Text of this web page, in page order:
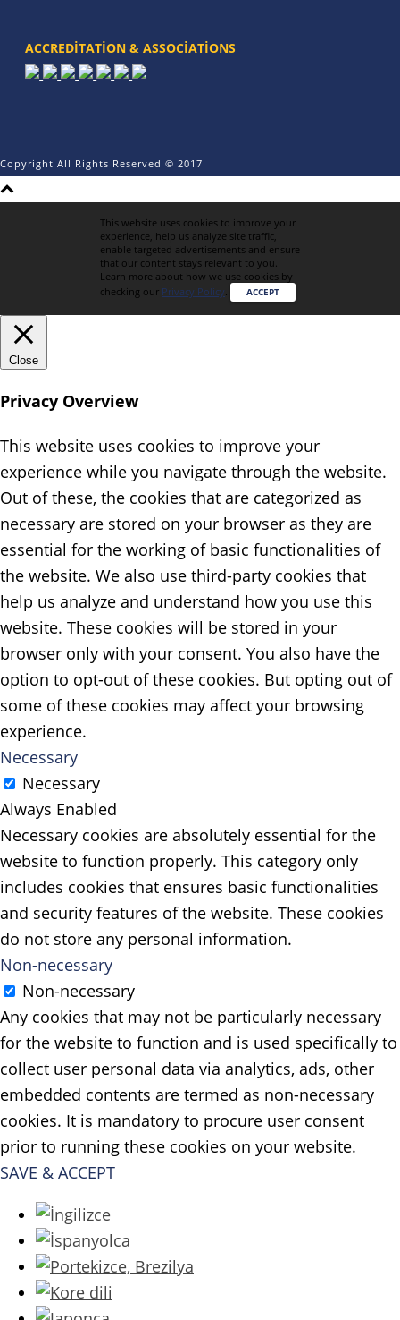
ACCREDITATION & ASSOCIATIONS
Copyright All Rights Reserved © 2017
This website uses cookies to improve your
experience, help us analyze site traffic,
enable targeted advertisements and ensure
that our content stays relevant to you.
Learn more about how we use cookies by
checking our Privacy Policy. ACCEPT
Close
Privacy Overview
This website uses cookies to improve your
experience while you navigate through the website.
Out of these, the cookies that are categorized as
necessary are stored on your browser as they are
essential for the working of basic functionalities of
the website. We also use third-party cookies that
help us analyze and understand how you use this
website. These cookies will be stored in your
browser only with your consent. You also have the
option to opt-out of these cookies. But opting out of
some of these cookies may affect your browsing
experience.
Necessary
Necessary
Always Enabled
Necessary cookies are absolutely essential for the
website to function properly. This category only
includes cookies that ensures basic functionalities
and security features of the website. These cookies
do not store any personal information.
Non-necessary
Non-necessary
Any cookies that may not be particularly necessary
for the website to function and is used specifically to
collect user personal data via analytics, ads, other
embedded contents are termed as non-necessary
cookies. It is mandatory to procure user consent
prior to running these cookies on your website.
SAVE & ACCEPT